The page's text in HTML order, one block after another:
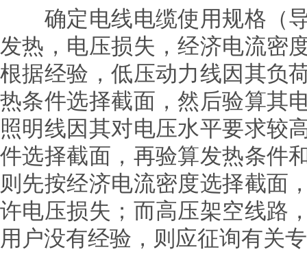
确定电线电缆使用规格（
发热，电压损失，经济电流密
根据经验，低压动力线因其负
热条件选择截面，然后验算其
照明线因其对电压水平要求较
件选择截面，再验算发热条件
则先按经济电流密度选择截面
许电压损失；而高压架空线路
用户没有经验，则应征询有关